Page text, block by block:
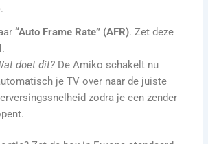
“Auto Frame Rate” (AFR). Zet deze
.
doet dit? De Amiko schakelt nu
je TV over naar de juiste
zodra je een zender